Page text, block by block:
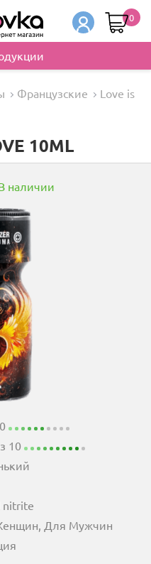
0
Французские
Love is
10ML
наличии
10
nitrite
Для Мужчин